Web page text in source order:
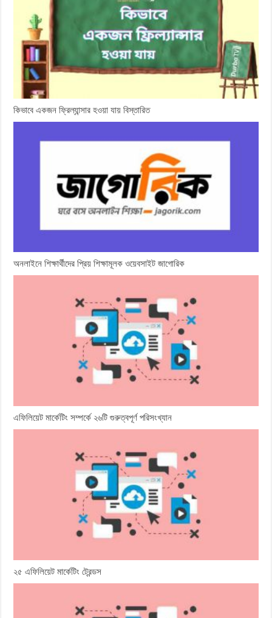
কিভাবে একজন ফ্রিল্যান্সার হওয়া যায় বিস্তারিত
অনলাইনে শিক্ষার্থীদের প্রিয় শিক্ষামূলক ওয়েবসাইট জাগোরিক
এফিলিয়েট মার্কেটিং সম্পর্কে ২৬টি গুরুত্বপূর্ণ পরিসংখ্যান
২৫ এফিলিয়েট মার্কেটিং ট্রেন্ডস